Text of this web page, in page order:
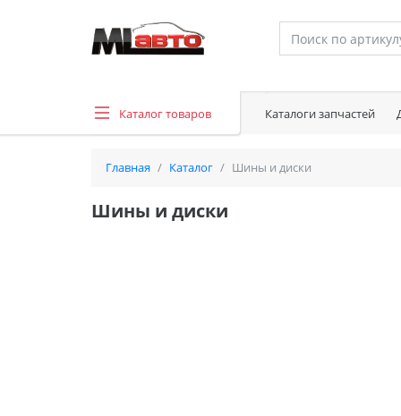
Каталог товаров Каталоги запчастей
Главная Каталог Шины и диски
Шины и диски